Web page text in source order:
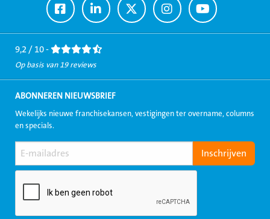
Ga
naar
Facebook
Ga
naar
LinkedIn
Ga
naar
Twitter
Ga
naar
Instagram
Ga
naar
Youtube
9,2 / 10 -
Op basis van 19 reviews
ABONNEREN NIEUWSBRIEF
Wekelijks nieuwe franchisekansen, vestigingen ter overname, columns
en specials.